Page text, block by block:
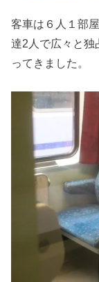
客車は６人１部
達2人で広々と独
ってきました。